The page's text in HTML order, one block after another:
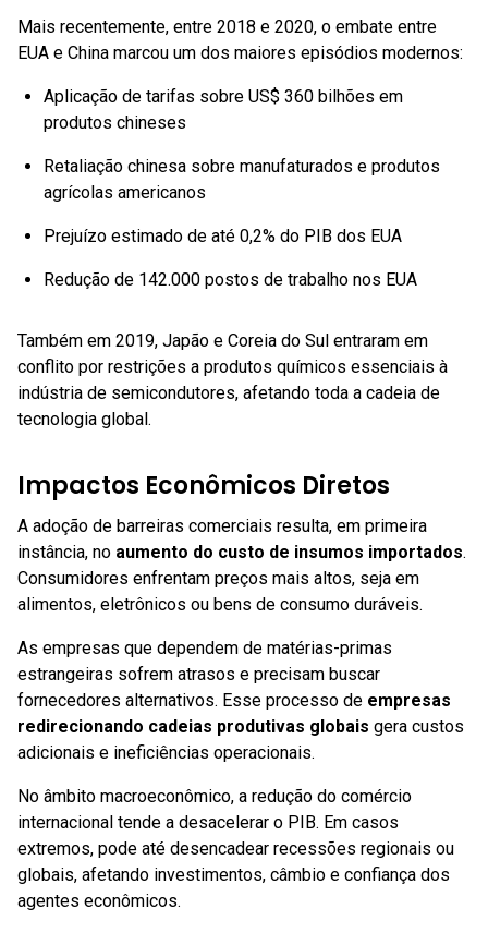
Mais recentemente, entre 2018 e 2020, o embate entre
EUA e China marcou um dos maiores episódios modernos:
Aplicação de tarifas sobre US$ 360 bilhões em
produtos chineses
Retaliação chinesa sobre manufaturados e produtos
agrícolas americanos
Prejuízo estimado de até 0,2% do PIB dos EUA
Redução de 142.000 postos de trabalho nos EUA
Também em 2019, Japão e Coreia do Sul entraram em
conflito por restrições a produtos químicos essenciais à
indústria de semicondutores, afetando toda a cadeia de
tecnologia global.
Impactos Econômicos Diretos
A adoção de barreiras comerciais resulta, em primeira
instância, no aumento do custo de insumos importados.
Consumidores enfrentam preços mais altos, seja em
alimentos, eletrônicos ou bens de consumo duráveis.
As empresas que dependem de matérias-primas
estrangeiras sofrem atrasos e precisam buscar
fornecedores alternativos. Esse processo de empresas
redirecionando cadeias produtivas globais gera custos
adicionais e ineficiências operacionais.
No âmbito macroeconômico, a redução do comércio
internacional tende a desacelerar o PIB. Em casos
extremos, pode até desencadear recessões regionais ou
globais, afetando investimentos, câmbio e confiança dos
agentes econômicos.